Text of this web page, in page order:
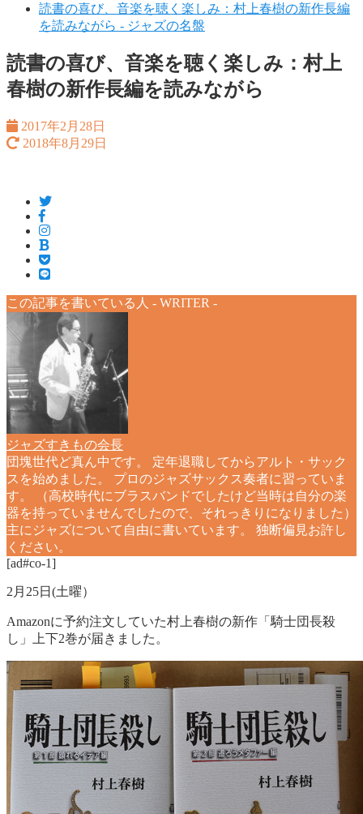
読書の喜び、音楽を聴く楽しみ：村上春樹の新作長編
を読みながら - ジャズの名盤
読書の喜び、音楽を聴く楽しみ：村上
春樹の新作長編を読みながら
2017年2月28日
2018年8月29日
この記事を書いている人 - WRITER -
ジャズすきもの会長
団塊世代ど真ん中です。 定年退職してからアルト・サック
スを始めました。 プロのジャズサックス奏者に習っていま
す。 （高校時代にブラスバンドでしたけど当時は自分の楽
器を持っていませんでしたので、それっきりになりました）
主にジャズについて自由に書いています。 独断偏見お許し
ください。
[ad#co-1]
2月25日(土曜）
Amazonに予約注文していた村上春樹の新作「騎士団長殺
し」上下2巻が届きました。